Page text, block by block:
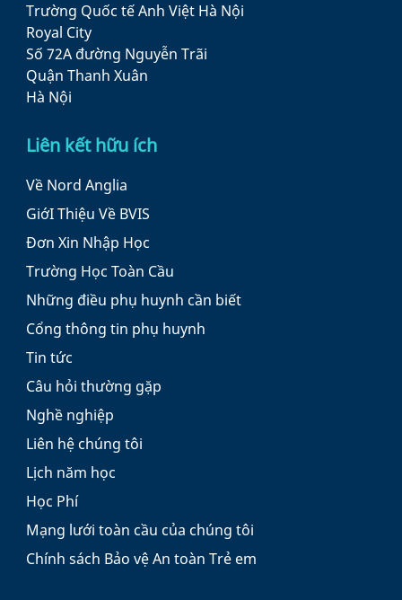
Trường Quốc tế Anh Việt Hà Nội
Royal City
Số 72A đường Nguyễn Trãi
Quận Thanh Xuân
Hà Nội
Liên kết hữu ích
Về Nord Anglia
GiớI Thiệu Về BVIS
Đơn Xin Nhập Học
Trường Học Toàn Cầu
Những điều phụ huynh cần biết
Cổng thông tin phụ huynh
Tin tức
Câu hỏi thường gặp
Nghề nghiệp
Liên hệ chúng tôi
Lịch năm học
Học Phí
Mạng lưới toàn cầu của chúng tôi
Chính sách Bảo vệ An toàn Trẻ em